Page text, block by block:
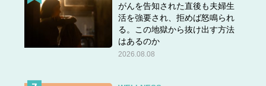
がんを告知された直後も夫婦生
活を強要され、拒めば怒鳴られ
る。この地獄から抜け出す方法
はあるのか
2026.08.08